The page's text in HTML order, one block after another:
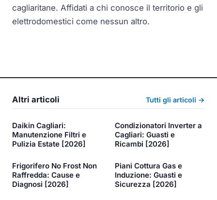
cagliaritane. Affidati a chi conosce il territorio e gli
elettrodomestici come nessun altro.
Altri articoli Tutti gli articoli →
Daikin Cagliari:
Manutenzione Filtri e
Pulizia Estate [2026]
Condizionatori Inverter a
Cagliari: Guasti e
Ricambi [2026]
Frigorifero No Frost Non
Raffredda: Cause e
Diagnosi [2026]
Piani Cottura Gas e
Induzione: Guasti e
Sicurezza [2026]